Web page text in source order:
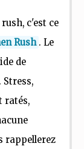
c'est ce
Rush . Le
de
ratés,
rappellerez